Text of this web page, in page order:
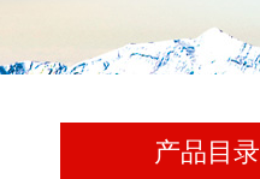
产品目录